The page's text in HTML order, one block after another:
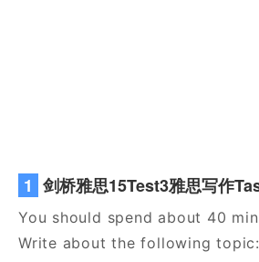
1 剑桥雅思15Test3雅思写作
You should spend about 40
Write about the following topic: